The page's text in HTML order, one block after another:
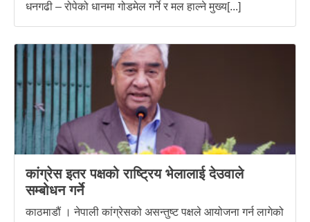
धनगढी – रोपेको धानमा गोडमेल गर्ने र मल हाल्ने मुख्य[...]
कांग्रेस इतर पक्षको राष्ट्रिय भेलालाई देउवाले
सम्बोधन गर्ने
काठमाडौं । नेपाली कांग्रेसको असन्तुष्ट पक्षले आयोजना गर्न लागेको